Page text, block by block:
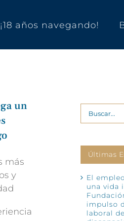
¡18 años navegando!
un
más
y
Buscar:
Últimas
El
una vida
impulso
laboral